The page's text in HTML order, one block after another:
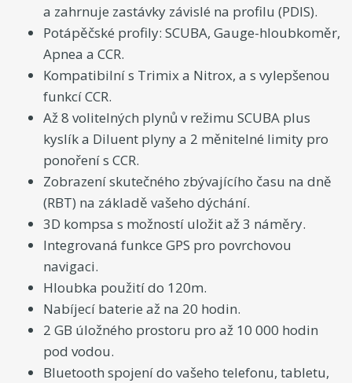
a zahrnuje zastávky závislé na profilu (PDIS).
Potápěčské profily: SCUBA, Gauge-hloubkoměr,
Apnea a CCR.
Kompatibilní s Trimix a Nitrox, a s vylepšenou
funkcí CCR.
Až 8 volitelných plynů v režimu SCUBA plus
kyslík a Diluent plyny a 2 měnitelné limity pro
ponoření s CCR.
Zobrazení skutečného zbývajícího času na dně
(RBT) na základě vašeho dýchání.
3D kompsa s možností uložit až 3 náměry.
Integrovaná funkce GPS pro povrchovou
navigaci.
Hloubka použití do 120m.
Nabíjecí baterie až na 20 hodin.
2 GB úložného prostoru pro až 10 000 hodin
pod vodou.
Bluetooth spojení do vašeho telefonu, tabletu,